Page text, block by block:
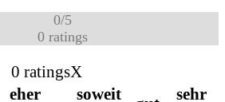
0/5
0ratings
0 ratingsX
eher soweit sehr